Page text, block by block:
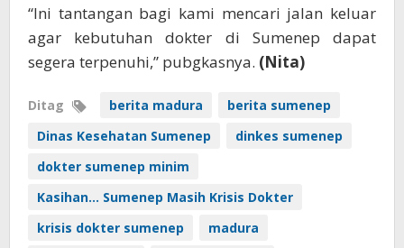
“Ini tantangan bagi kami mencari jalan keluar
agar kebutuhan dokter di Sumenep dapat
segera terpenuhi,” pubgkasnya. (Nita)
Ditag berita madura
berita sumenep
Dinas Kesehatan Sumenep
dinkes sumenep
dokter sumenep minim
Kasihan... Sumenep Masih Krisis Dokter
krisis dokter sumenep
madura